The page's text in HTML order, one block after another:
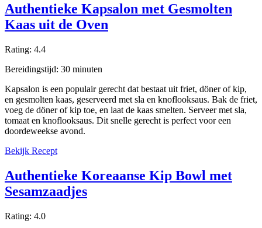
Authentieke Kapsalon met Gesmolten
Kaas uit de Oven
Rating: 4.4
Bereidingstijd: 30 minuten
Kapsalon is een populair gerecht dat bestaat uit friet, döner of kip,
en gesmolten kaas, geserveerd met sla en knoflooksaus. Bak de friet,
voeg de döner of kip toe, en laat de kaas smelten. Serveer met sla,
tomaat en knoflooksaus. Dit snelle gerecht is perfect voor een
doordeweekse avond.
Bekijk Recept
Authentieke Koreaanse Kip Bowl met
Sesamzaadjes
Rating: 4.0